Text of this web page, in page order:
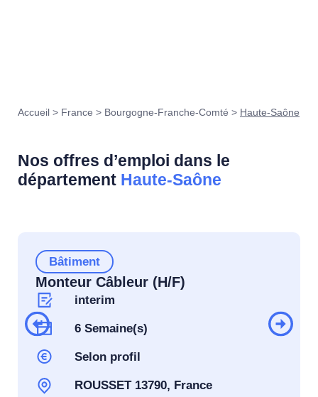
Accueil > France > Bourgogne-Franche-Comté > Haute-Saône
Nos offres d’emploi dans le
département Haute-Saône
Bâtiment
Monteur Câbleur (H/F)
interim
6 Semaine(s)
Selon profil
ROUSSET 13790, France